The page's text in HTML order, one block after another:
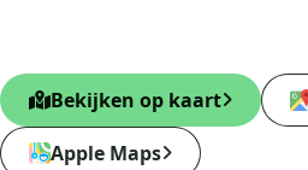
Bekijken op kaart
Apple Maps